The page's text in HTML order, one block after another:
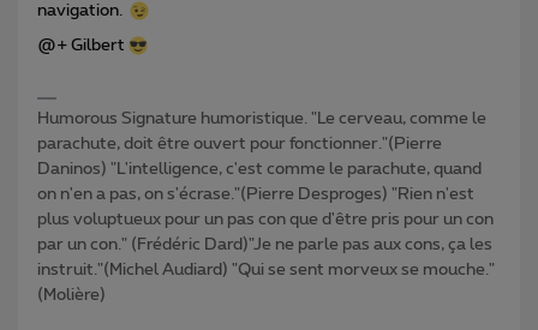
navigation.
@+ Gilbert
Humorous Signature humoristique. "Le cerveau, comme le
parachute, doit être ouvert pour fonctionner."(Pierre
Daninos) "L'intelligence, c'est comme le parachute, quand
on n'en a pas, on s'écrase."(Pierre Desproges) "Rien n'est
plus voluptueux pour un pas con que d'être pris pour un con
par un con." (Frédéric Dard)"Je ne parle pas aux cons, ça les
instruit."(Michel Audiard) "Qui se sent morveux se mouche."
(Molière)